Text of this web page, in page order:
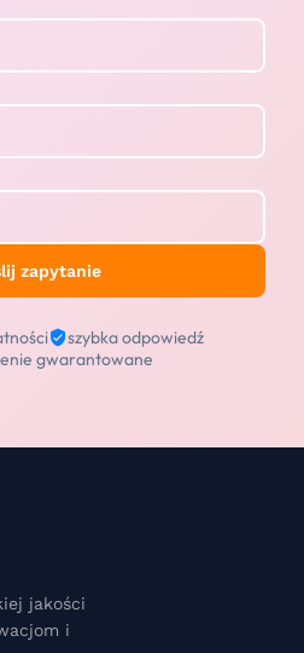
zapytanie
szybka odpowiedź
gwarantowane
jakości
i